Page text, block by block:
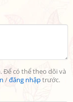
Để có thể theo dõi và
/đăng nhậptrước.